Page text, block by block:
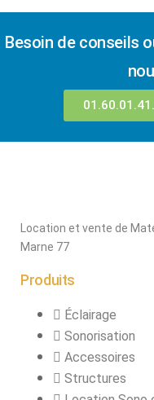
connecteurs
Structures,
et pieds
Structure pro
Besoin de conseils
Location et vente de
Marne 77
Produits
Éclairage
Sonorisation
Accessoires
Structures